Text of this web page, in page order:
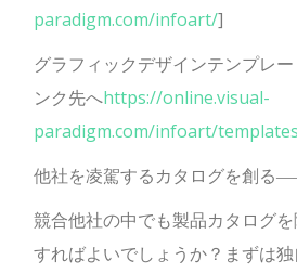
paradigm.com/infoart/]
グラフィックデザインテンプレ
ンク先へhttps://online.visual-
paradigm.com/infoart/
他社を凌駕するカタログを創る
競合他社の中でも製品カタログ
すればよいでしょうか？まずは